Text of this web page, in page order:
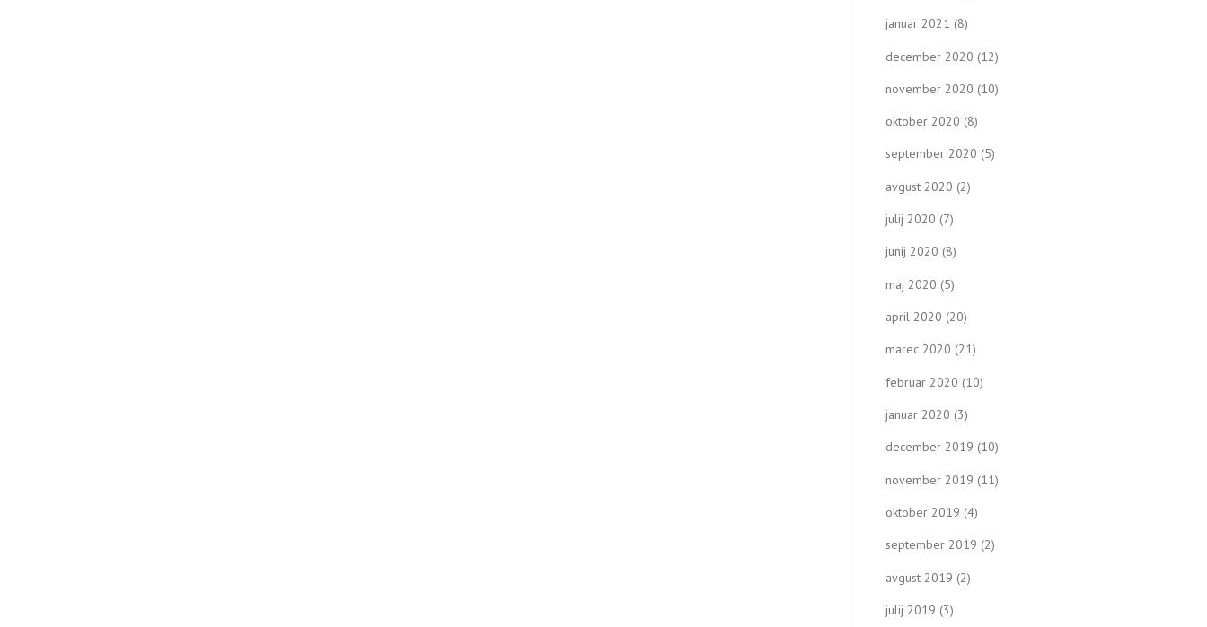
januar 2021 (8)
december 2020 (12)
november 2020 (10)
oktober 2020 (8)
september 2020 (5)
avgust 2020 (2)
julij 2020 (7)
junij 2020 (8)
maj 2020 (5)
april 2020 (20)
marec 2020 (21)
februar 2020 (10)
januar 2020 (3)
december 2019 (10)
november 2019 (11)
oktober 2019 (4)
september 2019 (2)
avgust 2019 (2)
julij 2019 (3)